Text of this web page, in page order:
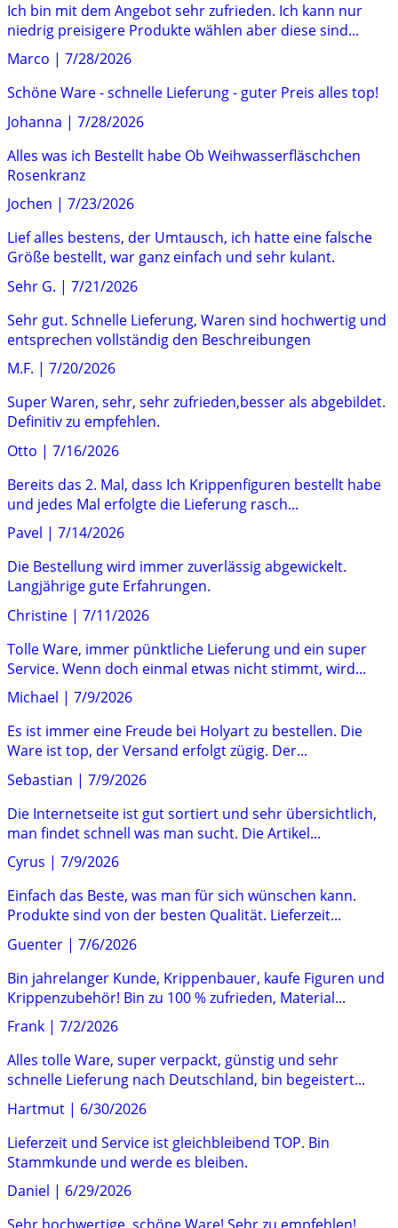
Ich bin mit dem Angebot sehr zufrieden. Ich kann nur
niedrig preisigere Produkte wählen aber diese sind...
Marco | 7/28/2026
Schöne Ware - schnelle Lieferung - guter Preis alles top!
Johanna | 7/28/2026
Alles was ich Bestellt habe Ob Weihwasserfläschchen
Rosenkranz
Jochen | 7/23/2026
Lief alles bestens, der Umtausch, ich hatte eine falsche
Größe bestellt, war ganz einfach und sehr kulant.
Sehr G. | 7/21/2026
Sehr gut. Schnelle Lieferung, Waren sind hochwertig und
entsprechen vollständig den Beschreibungen
M.F. | 7/20/2026
Super Waren, sehr, sehr zufrieden,besser als abgebildet.
Definitiv zu empfehlen.
Otto | 7/16/2026
Bereits das 2. Mal, dass Ich Krippenfiguren bestellt habe
und jedes Mal erfolgte die Lieferung rasch...
Pavel | 7/14/2026
Die Bestellung wird immer zuverlässig abgewickelt.
Langjährige gute Erfahrungen.
Christine | 7/11/2026
Tolle Ware, immer pünktliche Lieferung und ein super
Service. Wenn doch einmal etwas nicht stimmt, wird...
Michael | 7/9/2026
Es ist immer eine Freude bei Holyart zu bestellen. Die
Ware ist top, der Versand erfolgt zügig. Der...
Sebastian | 7/9/2026
Die Internetseite ist gut sortiert und sehr übersichtlich,
man findet schnell was man sucht. Die Artikel...
Cyrus | 7/9/2026
Einfach das Beste, was man für sich wünschen kann.
Produkte sind von der besten Qualität. Lieferzeit...
Guenter | 7/6/2026
Bin jahrelanger Kunde, Krippenbauer, kaufe Figuren und
Krippenzubehör! Bin zu 100 % zufrieden, Material...
Frank | 7/2/2026
Alles tolle Ware, super verpackt, günstig und sehr
schnelle Lieferung nach Deutschland, bin begeistert...
Hartmut | 6/30/2026
Lieferzeit und Service ist gleichbleibend TOP. Bin
Stammkunde und werde es bleiben.
Daniel | 6/29/2026